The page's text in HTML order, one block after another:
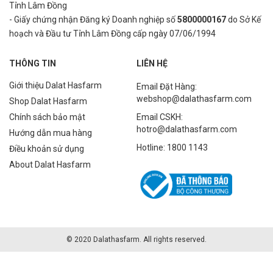
Tỉnh Lâm Đồng
- Giấy chứng nhận Đăng ký Doanh nghiệp số5800000167do Sở Kế
hoạch và Đầu tư Tỉnh Lâm Đồng cấp ngày 07/06/1994
THÔNG TIN
Giới thiệu Dalat Hasfarm
Shop Dalat Hasfarm
Chính sách bảo mật
Hướng dẫn mua hàng
Điều khoản sử dụng
About Dalat Hasfarm
LIÊN HỆ
Email Đặt Hàng:
webshop@dalathasfarm.com
Email CSKH:
hotro@dalathasfarm.com
Hotline: 1800 1143
© 2020 Dalathasfarm. All rights reserved.